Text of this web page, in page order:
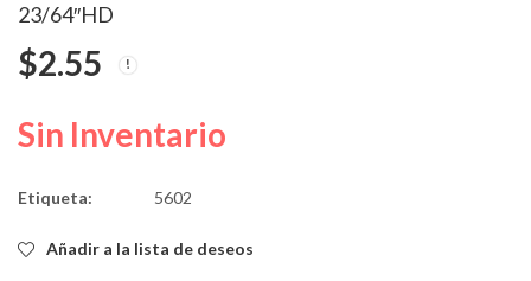
23/64″HD
$2.55
Sin Inventario
Etiqueta: 5602
Añadir a la lista de deseos